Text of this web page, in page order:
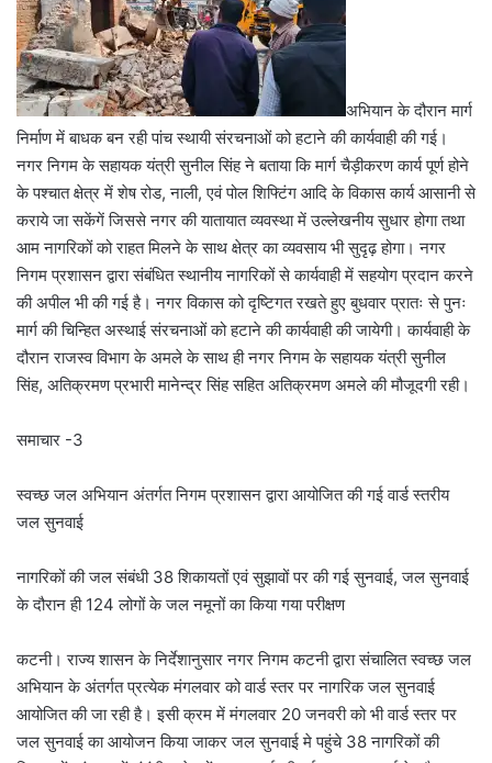
अभियान के दौरान मार्ग
निर्माण में बाधक बन रही पांच स्थायी संरचनाओं को हटाने की कार्यवाही की गई।
नगर निगम के सहायक यंत्री सुनील सिंह ने बताया कि मार्ग चैड़ीकरण कार्य पूर्ण होने
के पश्चात क्षेत्र में शेष रोड, नाली, एवं पोल शिफ्टिंग आदि के विकास कार्य आसानी से
कराये जा सकेंगें जिससे नगर की यातायात व्यवस्था में उल्लेखनीय सुधार होगा तथा
आम नागरिकों को राहत मिलने के साथ क्षेत्र का व्यवसाय भी सुदृढ़ होगा। नगर
निगम प्रशासन द्वारा संबंधित स्थानीय नागरिकों से कार्यवाही में सहयोग प्रदान करने
की अपील भी की गई है। नगर विकास को दृष्टिगत रखते हुए बुधवार प्रातः से पुनः
मार्ग की चिन्हित अस्थाई संरचनाओं को हटाने की कार्यवाही की जायेगी। कार्यवाही के
दौरान राजस्व विभाग के अमले के साथ ही नगर निगम के सहायक यंत्री सुनील
सिंह, अतिक्रमण प्रभारी मानेन्द्र सिंह सहित अतिक्रमण अमले की मौजूदगी रही।
समाचार -3
स्वच्छ जल अभियान अंतर्गत निगम प्रशासन द्वारा आयोजित की गई वार्ड स्तरीय
जल सुनवाई
नागरिकों की जल संबंधी 38 शिकायतों एवं सुझावों पर की गई सुनवाई, जल सुनवाई
के दौरान ही 124 लोगों के जल नमूनों का किया गया परीक्षण
कटनी। राज्य शासन के निर्देशानुसार नगर निगम कटनी द्वारा संचालित स्वच्छ जल
अभियान के अंतर्गत प्रत्येक मंगलवार को वार्ड स्तर पर नागरिक जल सुनवाई
आयोजित की जा रही है। इसी क्रम में मंगलवार 20 जनवरी को भी वार्ड स्तर पर
जल सुनवाई का आयोजन किया जाकर जल सुनवाई मे पहुंचे 38 नागरिकों की